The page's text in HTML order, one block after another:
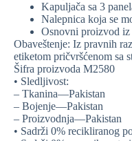
Kapuljača sa 3
Nalepnica koja se
Osnovni proizvod iz
Obaveštenje: Iz pravnih
etiketom pričvršćenom sa
Šifra proizvoda M2580
• Sledljivost:
– Tkanina—Pakistan
– Bojenje—Pakistan
– Proizvodnja—Pakistan
• Sadrži 0% recikliranog